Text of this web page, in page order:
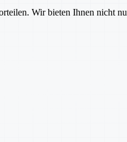
Wir bieten Ihnen nicht